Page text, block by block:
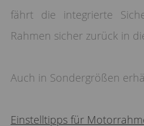
fährt die integrierte
Rahmen sicher zurück in
Auch in Sondergrößen
Einstelltipps für